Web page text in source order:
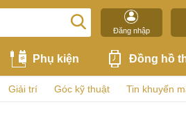
Đăng nhập
Phụ kiện Đồng hồ
Giải trí Góc kỹ thuật Tin khuyến